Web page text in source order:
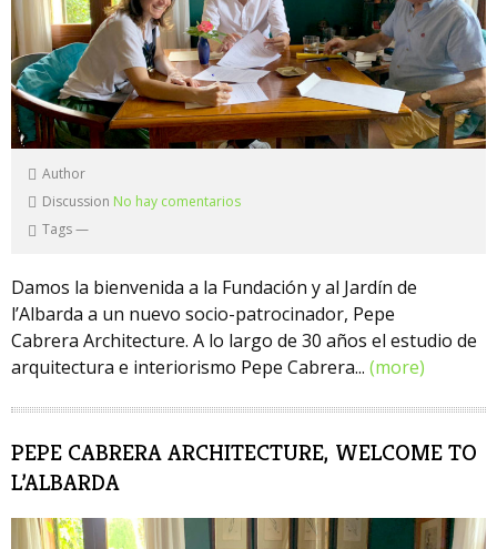
Author
Discussion No hay comentarios
Tags—
Damos la bienvenida a la Fundación y al Jardín de
l’Albarda a un nuevo socio-patrocinador, Pepe
Cabrera Architecture. A lo largo de 30 años el estudio de
arquitectura e interiorismo Pepe Cabrera... (more)
PEPE CABRERA ARCHITECTURE, WELCOME TO
L’ALBARDA